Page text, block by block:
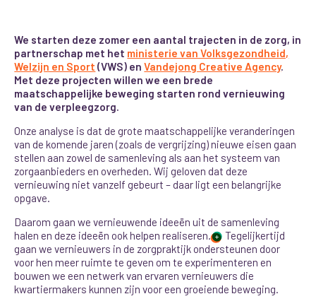
We starten deze zomer een aantal trajecten in de zorg, in
partnerschap met het ministerie van Volksgezondheid,
Welzijn en Sport (VWS) enVandejong Creative Agency.
Met deze projecten willen we een brede
maatschappelijke beweging starten rond vernieuwing
van de verpleegzorg.
Onze analyse is dat de grote maatschappelijke veranderingen
van de komende jaren (zoals de vergrijzing) nieuwe eisen gaan
stellen aan zowel de samenleving als aan het systeem van
zorgaanbieders en overheden. Wij geloven dat deze
vernieuwing niet vanzelf gebeurt – daar ligt een belangrijke
opgave.
Daarom gaan we vernieuwende ideeën uit de samenleving
halen en deze ideeën ook helpen realiseren. + Tegelijkertijd
gaan we vernieuwers in de zorgpraktijk ondersteunen door
voor hen meer ruimte te geven om te experimenteren en
bouwen we een netwerk van ervaren vernieuwers die
kwartiermakers kunnen zijn voor een groeiende beweging.